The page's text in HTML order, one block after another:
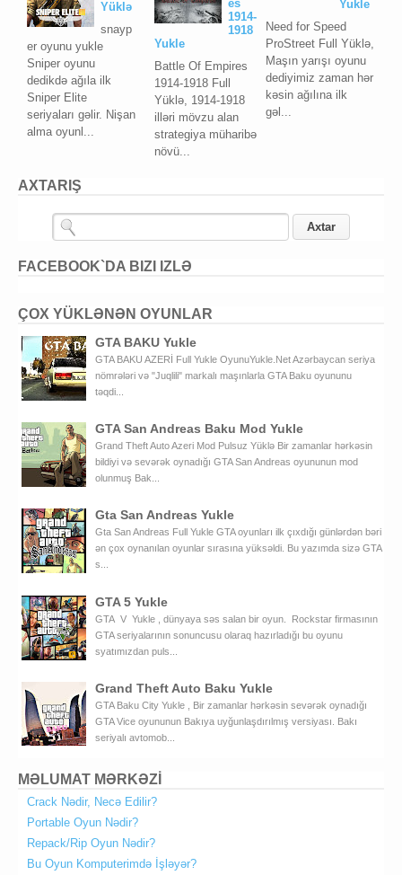
Yüklə
snayp
er oyunu yukle
Sniper oyunu
dedikdə ağıla ilk
Sniper Elite
seriyaları gəlir. Nişan
alma oyunl...
Yukle
Need for Speed
ProStreet Full Yüklə,
Maşın yarışı oyunu
dediyimiz zaman hər
kəsin ağılına ilk
gəl...
es
1914-
1918
Yukle
Battle Of Empires
1914-1918 Full
Yüklə, 1914-1918
illəri mövzu alan
strategiya müharibə
növü...
AXTARIŞ
FACEBOOK`DA BIZI IZLƏ
ÇOX YÜKLƏNƏN OYUNLAR
GTA BAKU Yukle
GTA BAKU AZERİ Full Yukle OyunuYukle.Net Azərbaycan seriya
nömrələri və "Juqlili" markalı maşınlarla GTA Baku oyununu
təqdi...
GTA San Andreas Baku Mod Yukle
Grand Theft Auto Azeri Mod Pulsuz Yüklə Bir zamanlar hərkəsin
bildiyi və sevərək oynadığı GTA San Andreas oyununun mod
olunmuş Bak...
Gta San Andreas Yukle
Gta San Andreas Full Yukle GTA oyunları ilk çıxdığı günlərdən bəri
ən çox oynanılan oyunlar sırasına yüksəldi. Bu yazımda sizə GTA
s...
GTA 5 Yukle
GTA V Yukle , dünyaya səs salan bir oyun. Rockstar firmasının
GTA seriyalarının sonuncusu olaraq hazırladığı bu oyunu
syatımızdan puls...
Grand Theft Auto Baku Yukle
GTA Baku City Yukle , Bir zamanlar hərkəsin sevərək oynadığı
GTA Vice oyununun Bakıya uyğunlaşdırılmış versiyası. Bakı
seriyalı avtomob...
MƏLUMAT MƏRKƏZİ
Crack Nədir, Necə Edilir?
Portable Oyun Nədir?
Repack/Rip Oyun Nədir?
Bu Oyun Komputerimdə İşləyər?